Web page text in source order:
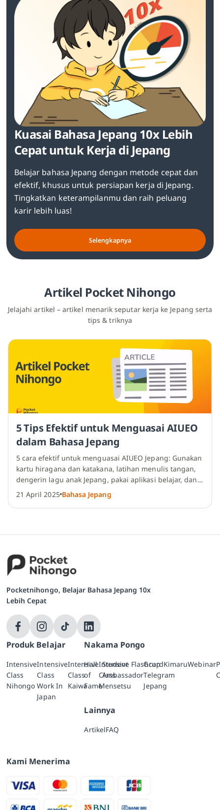
Kuasai Bahasa Jepang 10x Lebih
Cepat untuk Kerja di Jepang
Belajar bahasa Jepang dengan metode cepat dan
efektif, khusus untuk persiapan kerja di Jepang.
Tingkatkan keterampilanmu dan raih peluang
karir lebih luas!
Selengkapnya
Artikel Pocket Nihongo
Jelajahi artikel – artikel menarik seputar kerja ke Jepang serta
tips & triknya
5 Tips Efektif untuk Menguasai AIUEO
dalam Bahasa Jepang
5 cara efektif untuk menguasai AIUEO Jepang: Gunakan
kartu hiragana dan katakana, latihan menulis tangan,
dengerin lagu anak Jepang, pakai aplikasi belajar, dan
tempel poster AIUEO di dinding.
21 April 2025 Bahasa Jepang
Pocketnihongo, Belajar Bahasa Jepang 10x
Lebih Cepat
Produk Belajar
Intensive
Class
Nihongo
Intensive
Class
Work In
Japan
Intensive
Class
Kaiwa
Intensive
Class
Mensetsu
FlashcardKimaruWebinar
Nakama Pongo
Hall
of
Fame
Student
Ambassador
Grup
Telegram
Jepang
Lainnya
ArtikelFAQ
Kami Menerima